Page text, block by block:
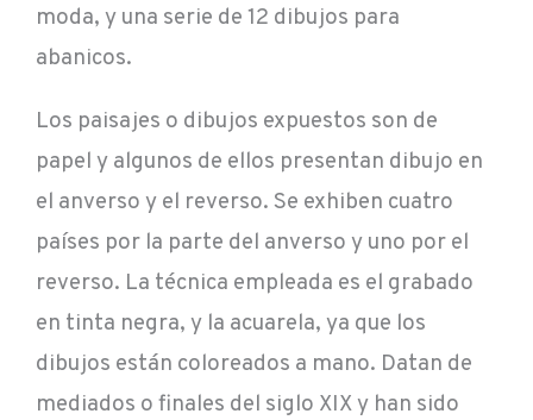
moda, y una serie de 12 dibujos para
abanicos.
Los paisajes o dibujos expuestos son de
papel y algunos de ellos presentan dibujo en
el anverso y el reverso. Se exhiben cuatro
países por la parte del anverso y uno por el
reverso. La técnica empleada es el grabado
en tinta negra, y la acuarela, ya que los
dibujos están coloreados a mano. Datan de
mediados o finales del siglo XIX y han sido